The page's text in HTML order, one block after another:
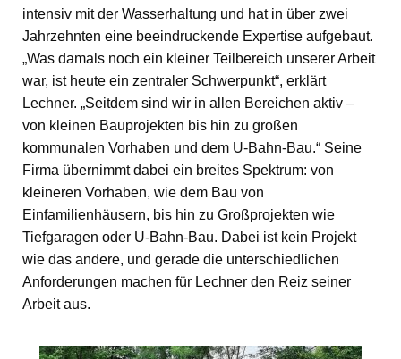
intensiv mit der Wasserhaltung und hat in über zwei
Jahrzehnten eine beeindruckende Expertise aufgebaut.
„Was damals noch ein kleiner Teilbereich unserer Arbeit
war, ist heute ein zentraler Schwerpunkt“, erklärt
Lechner. „Seitdem sind wir in allen Bereichen aktiv –
von kleinen Bauprojekten bis hin zu großen
kommunalen Vorhaben und dem U-Bahn-Bau.“ Seine
Firma übernimmt dabei ein breites Spektrum: von
kleineren Vorhaben, wie dem Bau von
Einfamilienhäusern, bis hin zu Großprojekten wie
Tiefgaragen oder U-Bahn-Bau. Dabei ist kein Projekt
wie das andere, und gerade die unterschiedlichen
Anforderungen machen für Lechner den Reiz seiner
Arbeit aus.